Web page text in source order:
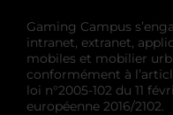
Gaming Campus
intranet, extranet,
mobiles et mobilier
conformément à
loi n°2005-102 du 11
européenne 2016/2102.